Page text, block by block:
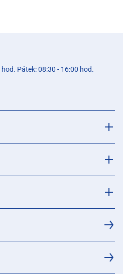
Pátek: 08:30 - 16:00 hod.